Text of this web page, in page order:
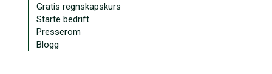
Gratis regnskapskurs
Starte bedrift
Presserom
Blogg